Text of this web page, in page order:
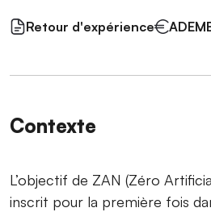
Retour d'expérience
Contexte
L’objectif de ZAN (Zéro
inscrit pour la première fois